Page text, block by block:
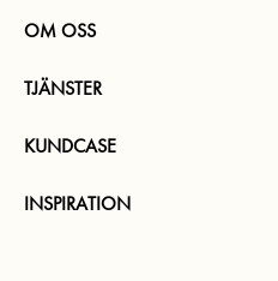
OM OSS
TJÄNSTER
KUNDCASE
INSPIRATION